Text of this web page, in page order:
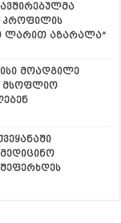
პროფილის
ლარით აზარალა“
მოადგილე
მსოფლიო